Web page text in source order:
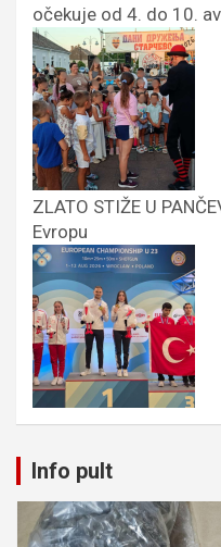
očekuje od 4. do 10.
ZLATO STIŽE U
Evropu
Info pult